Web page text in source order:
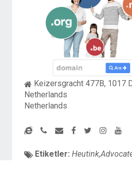
Keizersgracht 477B, 1017
Netherlands
Netherlands
Etiketler: